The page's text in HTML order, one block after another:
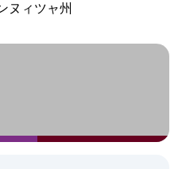
ヌィツャ州